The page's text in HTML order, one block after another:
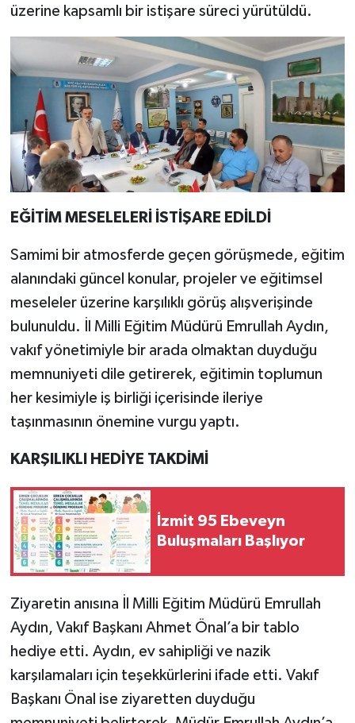
üzerine kapsamlı bir istişare süreci yürütüldü.
EĞİTİM MESELELERİ İSTİŞARE EDİLDİ
Samimi bir atmosferde geçen görüşmede, eğitim
alanındaki güncel konular, projeler ve eğitimsel
meseleler üzerine karşılıklı görüş alışverişinde
bulunuldu. İl Milli Eğitim Müdürü Emrullah Aydın,
vakıf yönetimiyle bir arada olmaktan duyduğu
memnuniyeti dile getirerek, eğitimin toplumun
her kesimiyle iş birliği içerisinde ileriye
taşınmasının önemine vurgu yaptı.
KARŞILIKLI HEDİYE TAKDİMİ
İzmit 95 Ebeveyn
Buluşmaları Başlıyor
Ziyaretin anısına İl Milli Eğitim Müdürü Emrullah
Aydın, Vakıf Başkanı Ahmet Önal’a bir tablo
hediye etti. Aydın, ev sahipliği ve nazik
karşılamaları için teşekkürlerini ifade etti. Vakıf
Başkanı Önal ise ziyaretten duyduğu